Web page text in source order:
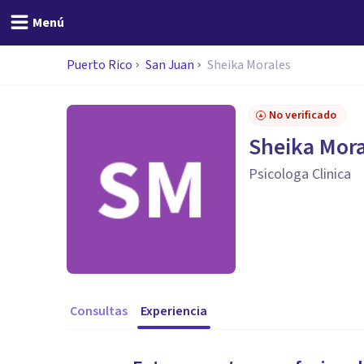
Menú
Puerto Rico San Juan Sheika Morales
No verificado
Sheika
Psicologa Clinica
Consultas Experiencia